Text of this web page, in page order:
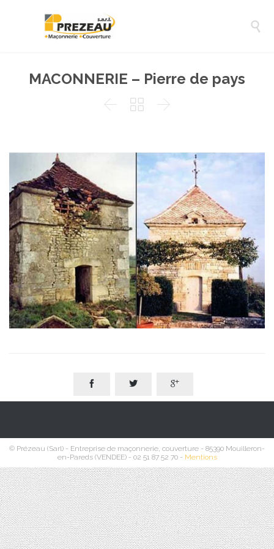

MACONNERIE – Pierre de pays
  
  
© Prézeau (Sarl) - Entreprise de maçonnerie, couverture - 85390 Mouilleron-
en-Pareds (VENDEE) - 02 51 87 52 70 - Mentions